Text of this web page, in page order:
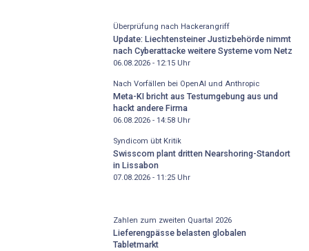
Überprüfung nach Hackerangriff
Update: Liechtensteiner Justizbehörde nimmt
nach Cyberattacke weitere Systeme vom Netz
06.08.2026 - 12:15Uhr
Nach Vorfällen bei OpenAI und Anthropic
Meta-KI bricht aus Testumgebung aus und
hackt andere Firma
06.08.2026 - 14:58Uhr
Syndicom übt Kritik
Swisscom plant dritten Nearshoring-Standort
in Lissabon
07.08.2026 - 11:25Uhr
Zahlen zum zweiten Quartal 2026
Lieferengpässe belasten globalen
Tabletmarkt